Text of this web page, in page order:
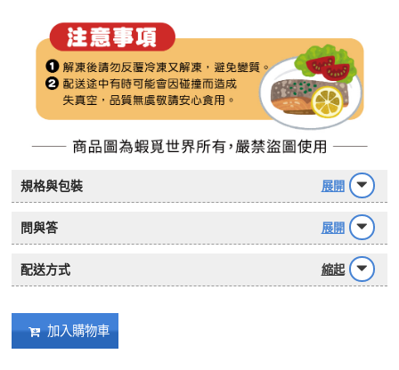
規格與包裝 展開
問與答 展開
配送方式 縮起
加入購物車